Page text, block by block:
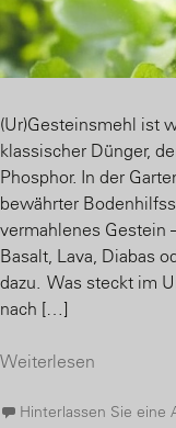
(Ur)Gesteinsmehl ist
klassischer Dünger,
Phosphor. In der
bewährter
vermahlenes Gestein
Basalt, Lava, Diabas
dazu. Was steckt im
nach […]
Weiterlesen
Hinterlassen Sie eine